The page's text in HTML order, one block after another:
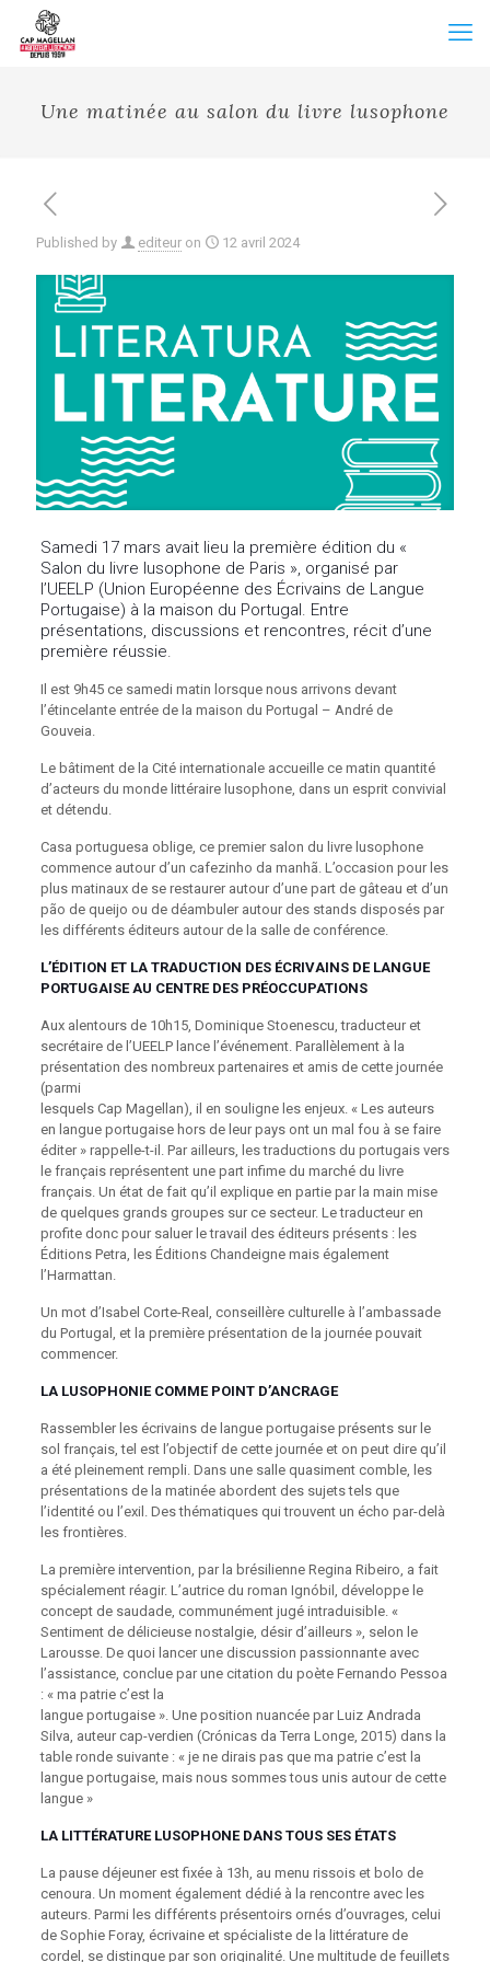
Une matinée au salon du livre lusophone
Published by editeur on 12 avril 2024
Samedi 17 mars avait lieu la première édition du «
Salon du livre lusophone de Paris », organisé par
l’UEELP (Union Européenne des Écrivains de Langue
Portugaise) à la maison du Portugal. Entre
présentations, discussions et rencontres, récit d’une
première réussie.
Il est 9h45 ce samedi matin lorsque nous arrivons devant
l’étincelante entrée de la maison du Portugal – André de
Gouveia.
Le bâtiment de la Cité internationale accueille ce matin quantité
d’acteurs du monde littéraire lusophone, dans un esprit convivial
et détendu.
Casa portuguesa oblige, ce premier salon du livre lusophone
commence autour d’un cafezinho da manhã. L’occasion pour les
plus matinaux de se restaurer autour d’une part de gâteau et d’un
pão de queijo ou de déambuler autour des stands disposés par
les différents éditeurs autour de la salle de conférence.
L’ÉDITION ET LA TRADUCTION DES ÉCRIVAINS DE LANGUE
PORTUGAISE AU CENTRE DES PRÉOCCUPATIONS
Aux alentours de 10h15, Dominique Stoenescu, traducteur et
secrétaire de l’UEELP lance l’événement. Parallèlement à la
présentation des nombreux partenaires et amis de cette journée
(parmi
lesquels Cap Magellan), il en souligne les enjeux. « Les auteurs
en langue portugaise hors de leur pays ont un mal fou à se faire
éditer » rappelle-t-il. Par ailleurs, les traductions du portugais vers
le français représentent une part infime du marché du livre
français. Un état de fait qu’il explique en partie par la main mise
de quelques grands groupes sur ce secteur. Le traducteur en
profite donc pour saluer le travail des éditeurs présents : les
Éditions Petra, les Éditions Chandeigne mais également
l’Harmattan.
Un mot d’Isabel Corte-Real, conseillère culturelle à l’ambassade
du Portugal, et la première présentation de la journée pouvait
commencer.
LA LUSOPHONIE COMME POINT D’ANCRAGE
Rassembler les écrivains de langue portugaise présents sur le
sol français, tel est l’objectif de cette journée et on peut dire qu’il
a été pleinement rempli. Dans une salle quasiment comble, les
présentations de la matinée abordent des sujets tels que
l’identité ou l’exil. Des thématiques qui trouvent un écho par-delà
les frontières.
La première intervention, par la brésilienne Regina Ribeiro, a fait
spécialement réagir. L’autrice du roman Ignóbil, développe le
concept de saudade, communément jugé intraduisible. «
Sentiment de délicieuse nostalgie, désir d’ailleurs », selon le
Larousse. De quoi lancer une discussion passionnante avec
l’assistance, conclue par une citation du poète Fernando Pessoa
: « ma patrie c’est la
langue portugaise ». Une position nuancée par Luiz Andrada
Silva, auteur cap-verdien (Crónicas da Terra Longe, 2015) dans la
table ronde suivante : « je ne dirais pas que ma patrie c’est la
langue portugaise, mais nous sommes tous unis autour de cette
langue »
LA LITTÉRATURE LUSOPHONE DANS TOUS SES ÉTATS
La pause déjeuner est fixée à 13h, au menu rissois et bolo de
cenoura. Un moment également dédié à la rencontre avec les
auteurs. Parmi les différents présentoirs ornés d’ouvrages, celui
de Sophie Foray, écrivaine et spécialiste de la littérature de
cordel, se distingue par son originalité. Une multitude de feuillets